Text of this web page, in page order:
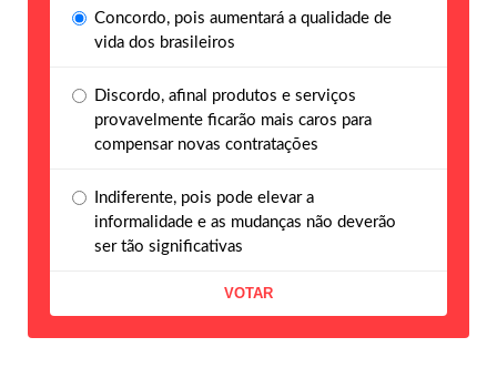
Concordo, pois aumentará a qualidade de
vida dos brasileiros
Discordo, afinal produtos e serviços
provavelmente ficarão mais caros para
compensar novas contratações
Indiferente, pois pode elevar a
informalidade e as mudanças não deverão
ser tão significativas